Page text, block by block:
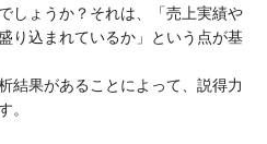
しょうか？それは、「売上実績や
り込まれているか」という点が基
結果があることによって、説得力